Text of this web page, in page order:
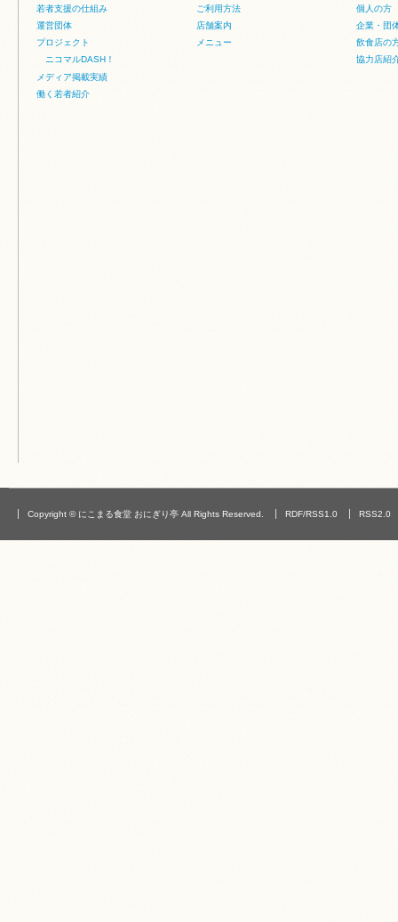
若者支援の仕組み
運営団体
プロジェクト
ニコマルDASH！
メディア掲載実績
働く若者紹介
ご利用方法
店舗案内
メニュー
個人の方
企業・団
飲食店の
協力店紹
Copyright © にこまる食堂 おにぎり亭 All Rights Reserved. RDF/RSS1.0 RSS2.0